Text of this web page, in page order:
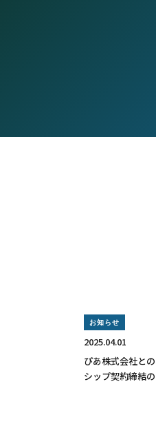
お知らせ
2025.04.01
ぴあ株式会社と
シップ契約締結